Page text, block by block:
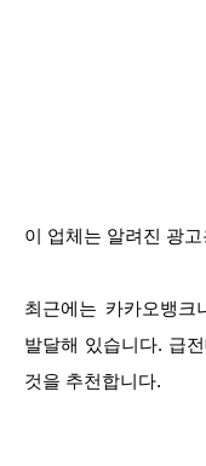
이 업체는 알려진 광
최근에는 카카오뱅크
발달해 있습니다. 급
것을 추천합니다.